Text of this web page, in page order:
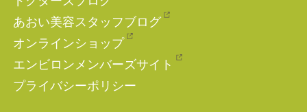
あおい美容スタッフブログ
オンラインショップ
エンビロンメンバーズサイト
プライバシーポリシー